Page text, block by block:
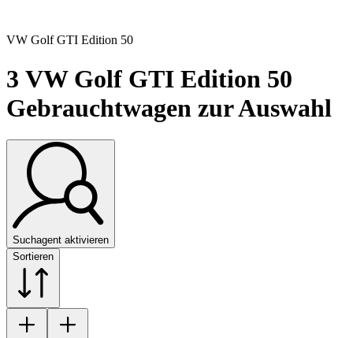
VW Golf GTI Edition 50
3 VW Golf GTI Edition 50
Gebrauchtwagen zur Auswahl
Suchagent aktivieren
Sortieren